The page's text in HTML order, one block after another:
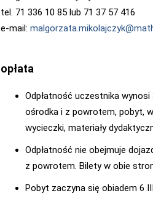
tel. 71 336 10 85 lub 71 37 57 416
e-mail:
opłata
Odpłatność uczestnika
ośrodka i z powrotem, pobyt,
wycieczki, materiały
Odpłatność nie obejmuje
z powrotem. Bilety w obie
Pobyt zaczyna się obiadem 6